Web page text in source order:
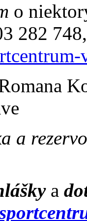
o
282
a
a